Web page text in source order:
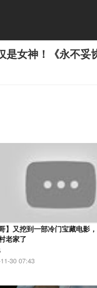
是女神！《永不妥
哥】又挖到一部冷门宝藏电影
老家了
30 07:43